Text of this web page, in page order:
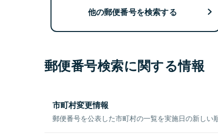
他の郵便番号を検索する
郵便番号検索に関する情報
市町村変更情報
郵便番号を公表した市町村の一覧を実施日の新しい